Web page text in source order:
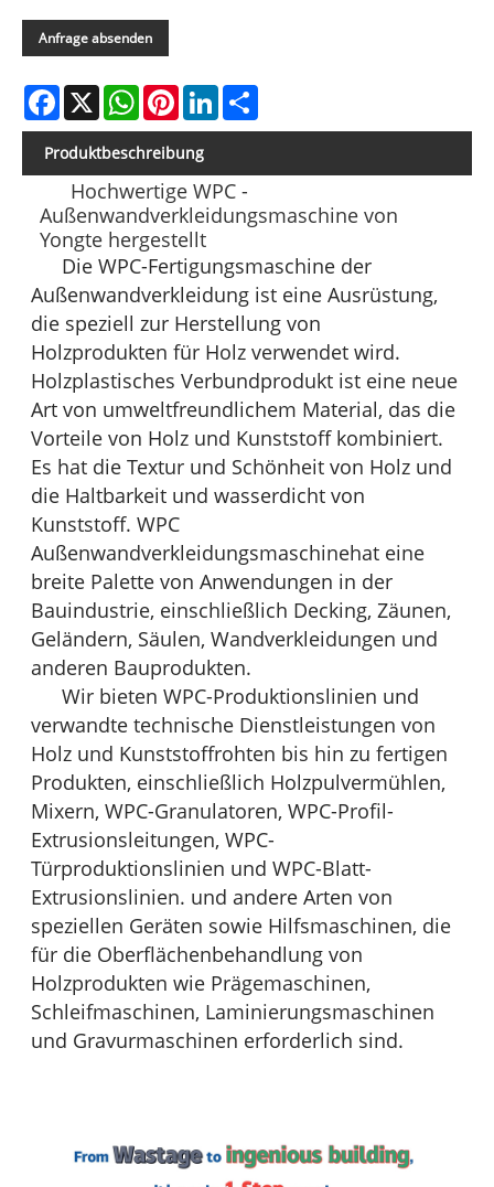
Anfrage absenden
Facebook
X WhatsAppPinterestLinkedIn
Produktbeschreibung
Hochwertige WPC -
Außenwandverkleidungsmaschine von
Yongte hergestellt
Die WPC-Fertigungsmaschine der
Außenwandverkleidung ist eine Ausrüstung,
die speziell zur Herstellung von
Holzprodukten für Holz verwendet wird.
Holzplastisches Verbundprodukt ist eine neue
Art von umweltfreundlichem Material, das die
Vorteile von Holz und Kunststoff kombiniert.
Es hat die Textur und Schönheit von Holz und
die Haltbarkeit und wasserdicht von
Kunststoff. WPC
Außenwandverkleidungsmaschinehat eine
breite Palette von Anwendungen in der
Bauindustrie, einschließlich Decking, Zäunen,
Geländern, Säulen, Wandverkleidungen und
anderen Bauprodukten.
Wir bieten WPC-Produktionslinien und
verwandte technische Dienstleistungen von
Holz und Kunststoffrohten bis hin zu fertigen
Produkten, einschließlich Holzpulvermühlen,
Mixern, WPC-Granulatoren, WPC-Profil-
Extrusionsleitungen, WPC-
Türproduktionslinien und WPC-Blatt-
Extrusionslinien. und andere Arten von
speziellen Geräten sowie Hilfsmaschinen, die
für die Oberflächenbehandlung von
Holzprodukten wie Prägemaschinen,
Schleifmaschinen, Laminierungsmaschinen
und Gravurmaschinen erforderlich sind.